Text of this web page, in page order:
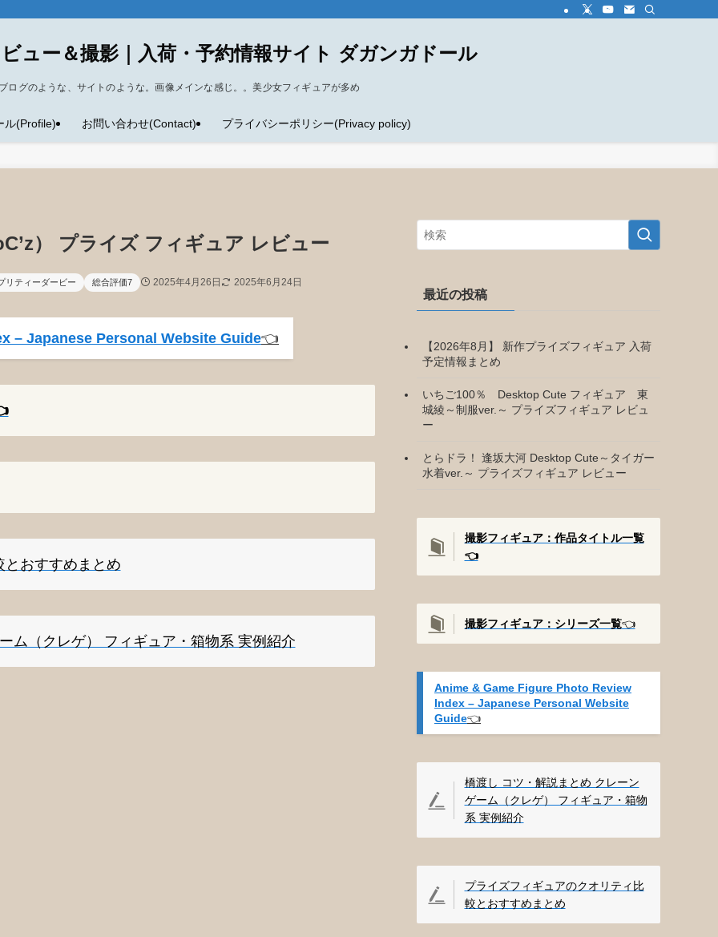
ュー＆撮影｜入荷・予約情報サイト ダガンガドール
ブログのような、サイトのような。画像メインな感じ。。美少女フィギュアが多め
ル(Profile) お問い合わせ(Contact) プライバシーポリシー(Privacy policy)
） プライズ フィギュア レビュー
リティーダービー 総合評価7 2025年4月26日 2025年6月24日
– Japanese Personal Website Guide👈️
とおすすめまとめ
ム（クレゲ） フィギュア・箱物系 実例紹介
最近の投稿
【2026年8月】 新作プライズフィギュア 入荷
予定情報まとめ
いちご100％ Desktop Cute フィギュア 東
城綾～制服ver.～ プライズフィギュア レビュ
ー
とらドラ！ 逢坂大河 Desktop Cute～タイガー
水着ver.～ プライズフィギュア レビュー
撮影フィギュア：作品タイトル一覧
👈️
撮影フィギュア：シリーズ一覧👈️
Anime & Game Figure Photo Review
Index – Japanese Personal Website
Guide👈️
橋渡し コツ・解説まとめ クレーン
ゲーム（クレゲ） フィギュア・箱物
系 実例紹介
プライズフィギュアのクオリティ比
較とおすすめまとめ